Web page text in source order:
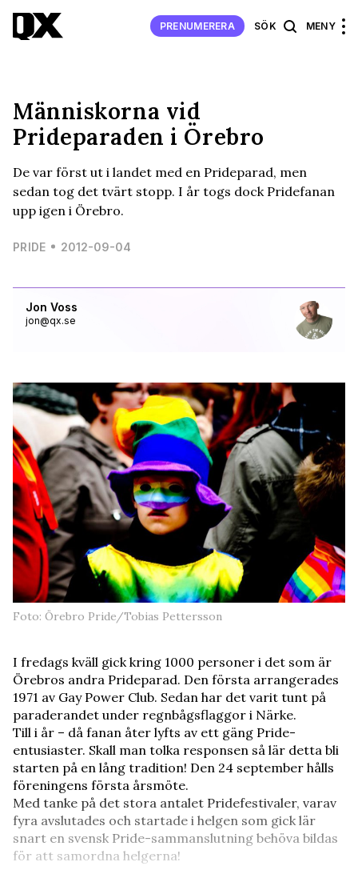
PRENUMERERA SÖK MENY
Jon Voss
jon@qx.se
Människorna vid
Prideparaden i Örebro
De var först ut i landet med en Prideparad, men
sedan tog det tvärt stopp. I år togs dock Pridefanan
upp igen i Örebro.
PRIDE 2012-09-04
Foto: Örebro Pride/Tobias Pettersson
I fredags kväll gick kring 1000 personer i det som är
Örebros andra Prideparad. Den första arrangerades
1971 av Gay Power Club. Sedan har det varit tunt på
paraderandet under regnbågsflaggor i Närke.
Till i år – då fanan åter lyfts av ett gäng Pride-
entusiaster. Skall man tolka responsen så lär detta bli
starten på en lång tradition! Den 24 september hålls
föreningens första årsmöte.
Med tanke på det stora antalet Pridefestivaler, varav
fyra avslutades och startade i helgen som gick lär
snart en svensk Pride-sammanslutning behöva bildas
för att samordna helgerna!